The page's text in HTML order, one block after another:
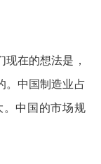
在的想法是，
。中国制造业占
。中国的市场规